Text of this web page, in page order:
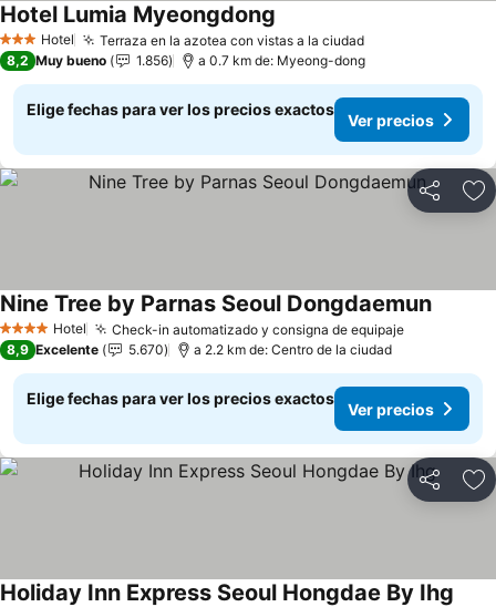
3 Estrellas
Hotel Terraza en la azotea con vistas a la ciudad
Hotel Lumia Myeongdong
8,2 Muy bueno 1.856 a 0.7 km de: Myeong-dong
Elige fechas para ver los precios exactos
Ver precios
Compartir
4 EstrellasHotel Check-in automatizado y consigna de equipaje
Nine Tree by Parnas Seoul Dongdaemun
8,9 Excelente 5.670 a 2.2 km de: Centro de la ciudad
Elige fechas para ver los precios exactos
Ver precios
Compartir
Holiday Inn Express Seoul Hongdae By Ihg